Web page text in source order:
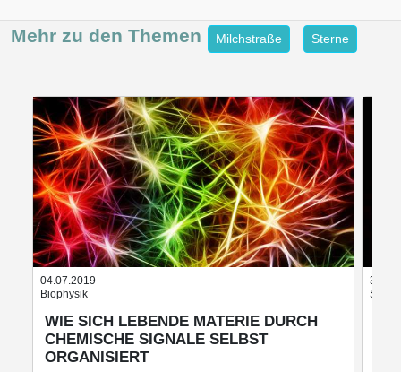
Mehr zu den Themen Milchstraße Sterne
04.07.2019
Biophysik
WIE SICH LEBENDE MATERIE DURCH
CHEMISCHE SIGNALE SELBST
ORGANISIERT